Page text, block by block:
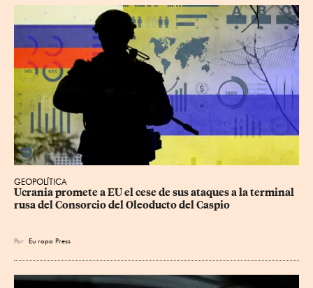
GEOPOLÍTICA
Ucrania promete a EU el cese de sus ataques a la terminal
rusa del Consorcio del Oleoducto del Caspio
Por Eu ropa Press